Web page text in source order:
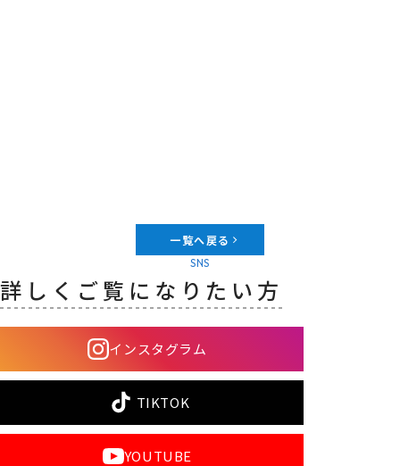
一覧へ戻る
SNS
詳しくご覧になりたい方
インスタグラム
TIKTOK
YOUTUBE